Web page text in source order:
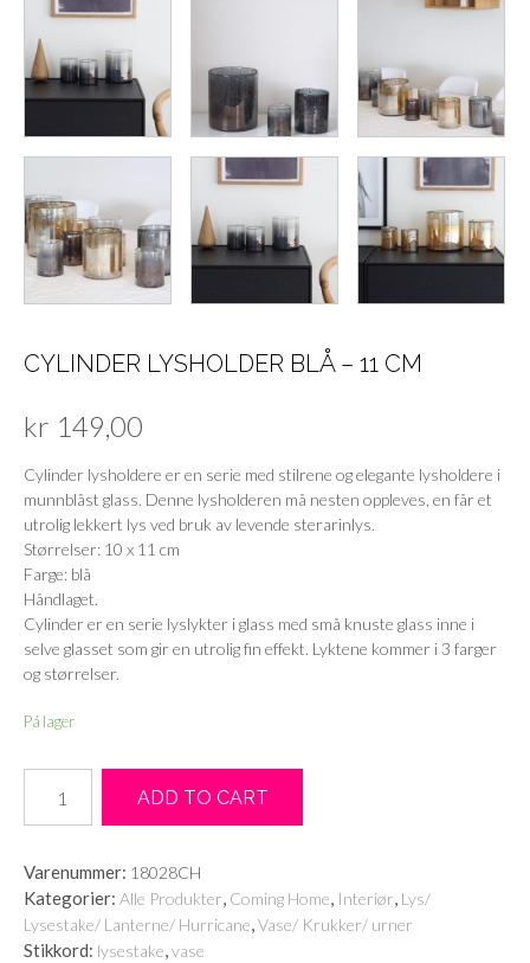
CYLINDER LYSHOLDER BLÅ – 11 CM
kr 149,00
Cylinder lysholdere er en serie med stilrene og elegante lysholdere i
munnblåst glass. Denne lysholderen må nesten oppleves, en får et
utrolig lekkert lys ved bruk av levende sterarinlys.
Størrelser: 10 x 11 cm
Farge: blå
Håndlaget.
Cylinder er en serie lyslykter i glass med små knuste glass inne i
selve glasset som gir en utrolig fin effekt. Lyktene kommer i 3 farger
og størrelser.
På lager
lysholder
blå
11
cm
antall
ADD TO CART
Varenummer: 18028CH
Kategorier: Alle Produkter, Coming Home, Interiør, Lys/
Lysestake/ Lanterne/ Hurricane,Vase/ Krukker/ urner
Stikkord: lysestake,vase